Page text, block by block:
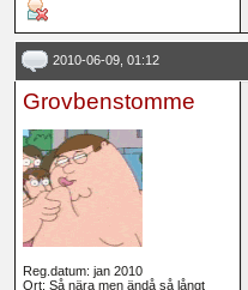
2010-06-09, 01:12
Grovbenstomme
Reg.datum: jan 2010
Ort: Så nära men ändå så långt